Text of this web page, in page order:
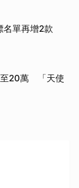
名單再增2款
至20萬 「天使